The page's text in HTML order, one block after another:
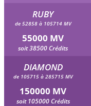
RUBY
de 52858 à 105714 MV
55000 MV
soit 38500 Crédits
DIAMOND
de 105715 à 285715 MV
150000 MV
soit 105000 Crédits